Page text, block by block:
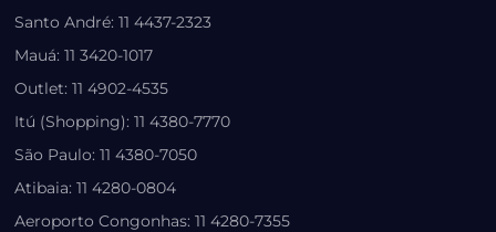
Santo André: 11 4437-2323
Mauá: 11 3420-1017
Outlet: 11 4902-4535
Itú (Shopping): 11 4380-7770
São Paulo: 11 4380-7050
Atibaia: 11 4280-0804
Aeroporto Congonhas: 11 4280-7355